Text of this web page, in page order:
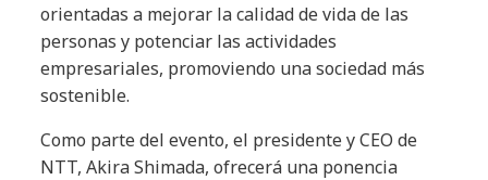
orientadas a mejorar la calidad de vida de las
personas y potenciar las actividades
empresariales, promoviendo una sociedad más
sostenible.
Como parte del evento, el presidente y CEO de
NTT, Akira Shimada, ofrecerá una ponencia